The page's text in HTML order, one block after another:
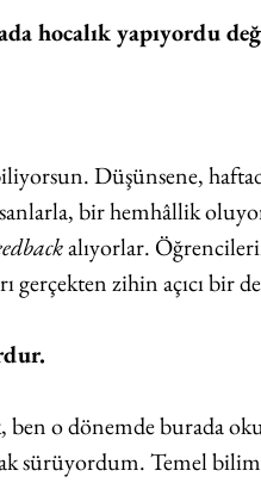
hocalık yapıyordu
Düşünsene,
bir hemhâllik
alıyorlar.
zihin açıcı bir
o dönemde burada
sürüyordum. Temel